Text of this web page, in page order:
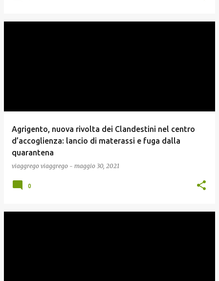
Agrigento, nuova rivolta dei Clandestini nel centro
d’accoglienza: lancio di materassi e fuga dalla
quarantena
viaggrego viaggrego - maggio 30, 2021
0